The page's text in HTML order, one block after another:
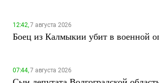
12:42,7 августа 2026
Боец из Калмыкии убит в военной
07:44,7 августа 2026